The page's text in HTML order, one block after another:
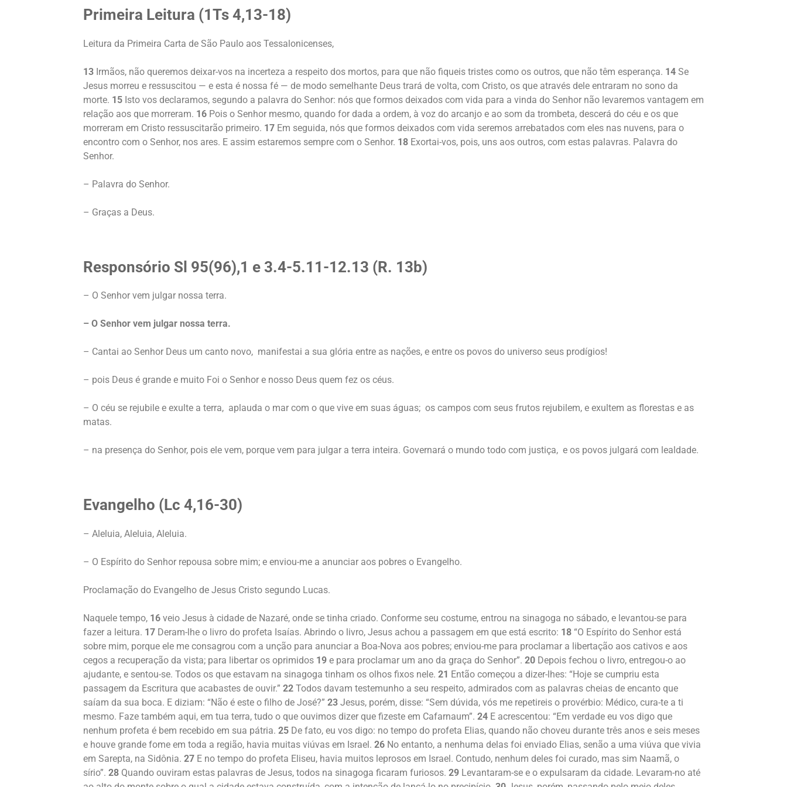
Primeira Leitura (1Ts 4,13-18)
Leitura da Primeira Carta de São Paulo aos Tessalonicenses,
13 Irmãos, não queremos deixar-vos na incerteza a respeito dos mortos, para que não fiqueis tristes como os outros, que não têm esperança. 14 Se
Jesus morreu e ressuscitou — e esta é nossa fé — de modo semelhante Deus trará de volta, com Cristo, os que através dele entraram no sono da
morte. 15 Isto vos declaramos, segundo a palavra do Senhor: nós que formos deixados com vida para a vinda do Senhor não levaremos vantagem em
relação aos que morreram. 16 Pois o Senhor mesmo, quando for dada a ordem, à voz do arcanjo e ao som da trombeta, descerá do céu e os que
morreram em Cristo ressuscitarão primeiro. 17 Em seguida, nós que formos deixados com vida seremos arrebatados com eles nas nuvens, para o
encontro com o Senhor, nos ares. E assim estaremos sempre com o Senhor. 18 Exortai-vos, pois, uns aos outros, com estas palavras. Palavra do
Senhor.
– Palavra do Senhor.
– Graças a Deus.
Responsório Sl 95(96),1 e 3.4-5.11-12.13 (R. 13b)
– O Senhor vem julgar nossa terra.
– O Senhor vem julgar nossa terra.
– Cantai ao Senhor Deus um canto novo, manifestai a sua glória entre as nações, e entre os povos do universo seus prodígios!
– pois Deus é grande e muito Foi o Senhor e nosso Deus quem fez os céus.
– O céu se rejubile e exulte a terra, aplauda o mar com o que vive em suas águas; os campos com seus frutos rejubilem, e exultem as florestas e as
matas.
– na presença do Senhor, pois ele vem, porque vem para julgar a terra inteira. Governará o mundo todo com justiça, e os povos julgará com lealdade.
Evangelho (Lc 4,16-30)
– Aleluia, Aleluia, Aleluia.
– O Espírito do Senhor repousa sobre mim; e enviou-me a anunciar aos pobres o Evangelho.
Proclamação do Evangelho de Jesus Cristo segundo Lucas.
Naquele tempo, 16 veio Jesus à cidade de Nazaré, onde se tinha criado. Conforme seu costume, entrou na sinagoga no sábado, e levantou-se para
fazer a leitura. 17 Deram-lhe o livro do profeta Isaías. Abrindo o livro, Jesus achou a passagem em que está escrito: 18 “O Espírito do Senhor está
sobre mim, porque ele me consagrou com a unção para anunciar a Boa-Nova aos pobres; enviou-me para proclamar a libertação aos cativos e aos
cegos a recuperação da vista; para libertar os oprimidos 19 e para proclamar um ano da graça do Senhor”. 20 Depois fechou o livro, entregou-o ao
ajudante, e sentou-se. Todos os que estavam na sinagoga tinham os olhos fixos nele. 21 Então começou a dizer-lhes: “Hoje se cumpriu esta
passagem da Escritura que acabastes de ouvir.” 22 Todos davam testemunho a seu respeito, admirados com as palavras cheias de encanto que
saíam da sua boca. E diziam: “Não é este o filho de José?” 23 Jesus, porém, disse: “Sem dúvida, vós me repetireis o provérbio: Médico, cura-te a ti
mesmo. Faze também aqui, em tua terra, tudo o que ouvimos dizer que fizeste em Cafarnaum”. 24 E acrescentou: “Em verdade eu vos digo que
nenhum profeta é bem recebido em sua pátria. 25 De fato, eu vos digo: no tempo do profeta Elias, quando não choveu durante três anos e seis meses
e houve grande fome em toda a região, havia muitas viúvas em Israel. 26 No entanto, a nenhuma delas foi enviado Elias, senão a uma viúva que vivia
em Sarepta, na Sidônia. 27 E no tempo do profeta Eliseu, havia muitos leprosos em Israel. Contudo, nenhum deles foi curado, mas sim Naamã, o
sírio”. 28 Quando ouviram estas palavras de Jesus, todos na sinagoga ficaram furiosos. 29 Levantaram-se e o expulsaram da cidade. Levaram-no até